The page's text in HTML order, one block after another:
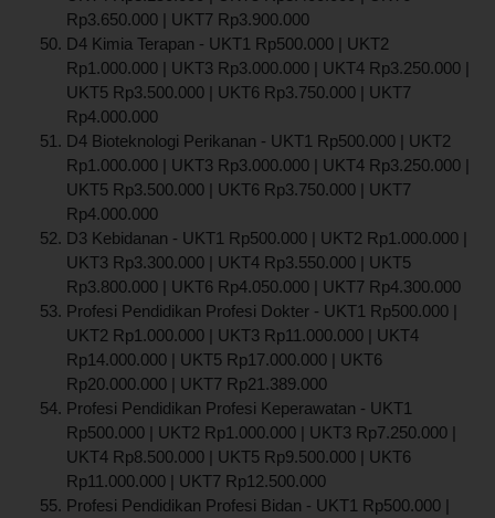
Rp3.650.000 | UKT7 Rp3.900.000
D4 Kimia Terapan - UKT1 Rp500.000 | UKT2
Rp1.000.000 | UKT3 Rp3.000.000 | UKT4 Rp3.250.000 |
UKT5 Rp3.500.000 | UKT6 Rp3.750.000 | UKT7
Rp4.000.000
D4 Bioteknologi Perikanan - UKT1 Rp500.000 | UKT2
Rp1.000.000 | UKT3 Rp3.000.000 | UKT4 Rp3.250.000 |
UKT5 Rp3.500.000 | UKT6 Rp3.750.000 | UKT7
Rp4.000.000
D3 Kebidanan - UKT1 Rp500.000 | UKT2 Rp1.000.000 |
UKT3 Rp3.300.000 | UKT4 Rp3.550.000 | UKT5
Rp3.800.000 | UKT6 Rp4.050.000 | UKT7 Rp4.300.000
Profesi Pendidikan Profesi Dokter - UKT1 Rp500.000 |
UKT2 Rp1.000.000 | UKT3 Rp11.000.000 | UKT4
Rp14.000.000 | UKT5 Rp17.000.000 | UKT6
Rp20.000.000 | UKT7 Rp21.389.000
Profesi Pendidikan Profesi Keperawatan - UKT1
Rp500.000 | UKT2 Rp1.000.000 | UKT3 Rp7.250.000 |
UKT4 Rp8.500.000 | UKT5 Rp9.500.000 | UKT6
Rp11.000.000 | UKT7 Rp12.500.000
Profesi Pendidikan Profesi Bidan - UKT1 Rp500.000 |